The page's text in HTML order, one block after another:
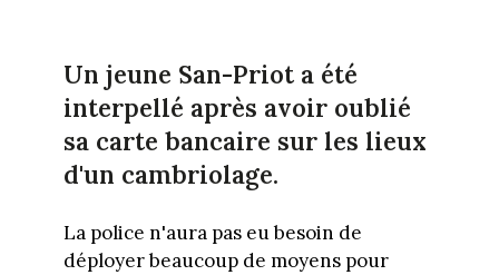
Un jeune San-Priot a été
interpellé après avoir oublié
sa carte bancaire sur les lieux
d'un cambriolage.
La police n'aura pas eu besoin de
déployer beaucoup de moyens pour